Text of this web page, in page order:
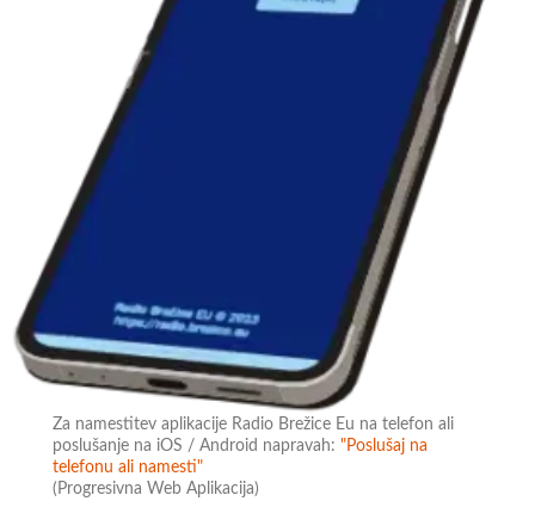
Za namestitev aplikacije Radio Brežice Eu na telefon ali
poslušanje na iOS / Android napravah:"Poslušaj na
telefonu ali namesti"
(Progresivna Web Aplikacija)